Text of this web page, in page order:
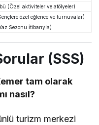
(Özel aktiviteler ve atölyeler)
özel eğlence ve turnuvalar)
Sezonu İtibarıyla)
(SSS)
tam olarak
nasıl?
turizm merkezi